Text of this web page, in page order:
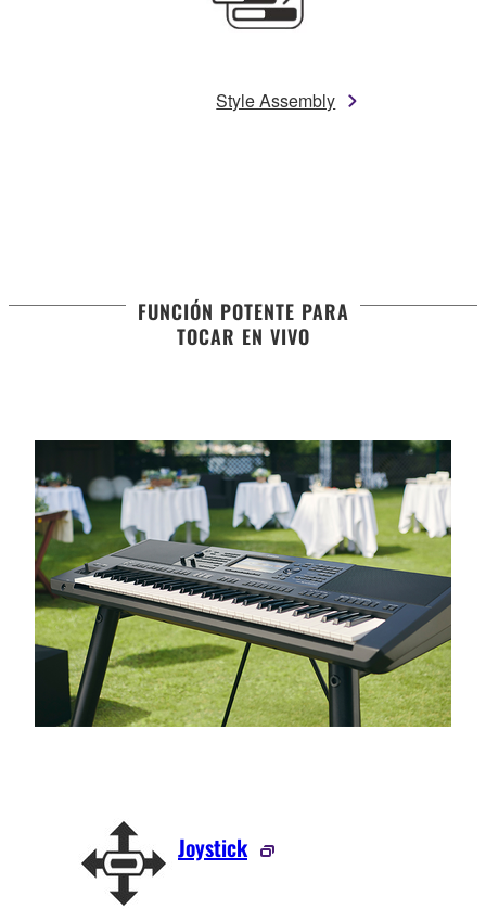
Style Assembly
FUNCIÓN POTENTE PARA
TOCAR EN VIVO
Joystick